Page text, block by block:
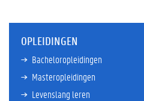
OPLEIDINGEN
Bacheloropleidingen
Masteropleidingen
Levenslang leren